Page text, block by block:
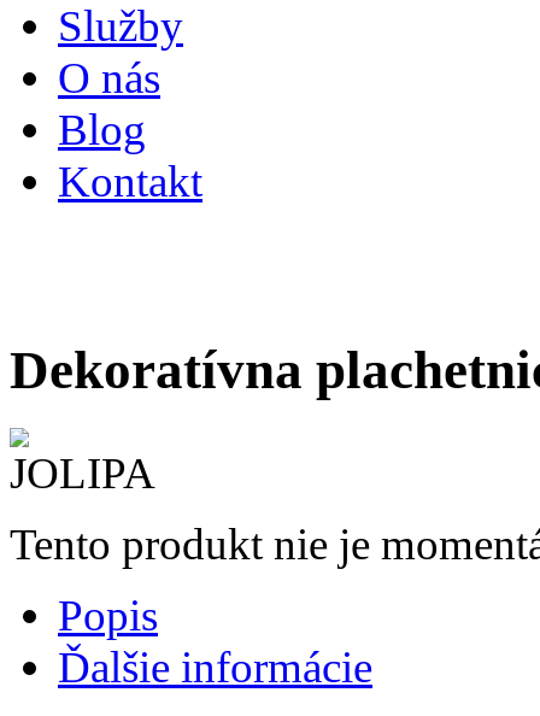
Služby
O nás
Blog
Kontakt
Dekoratívna
Tento produkt nie je
Popis
Ďalšie informácie